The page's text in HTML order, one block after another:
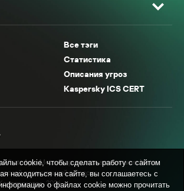
Все тэги
Статистика
Описания угроз
Kaspersky ICS CERT
WhatsApp, Meta AI принадлежат компании Meta,
организацией в России.
2026.
cookie, чтобы сделать работу с сайтом
находиться на сайте, вы соглашаетесь с
о файлах cookie можно прочитать